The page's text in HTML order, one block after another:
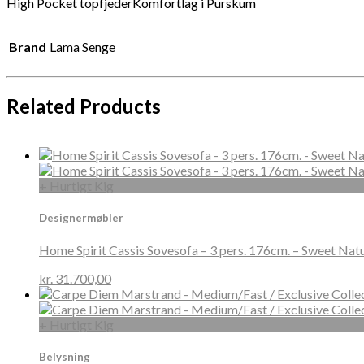
Brand Lama Senge
Related Products
Designermøbler
Home Spirit Cassis Sovesofa – 3 pers. 176cm. – Sweet
kr. 31.700,00
Belysning